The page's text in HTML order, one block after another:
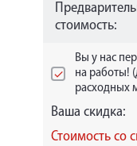
стоимость:
Вы у нас
на работы!
расходных
Ваша скидка:
Стоимость со